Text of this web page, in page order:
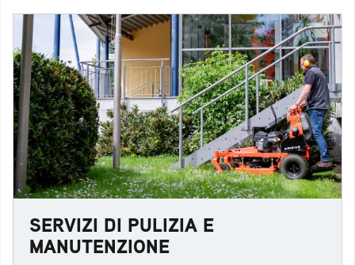
SERVIZI DI PULIZIA E
MANUTENZIONE